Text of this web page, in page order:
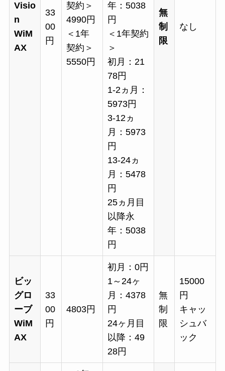
Visio
n
WiM
AX
33
00
円
契約＞
4990円
＜1年
契約＞
5550円
年：5038
円
＜1年契約
＞
初月：21
78円
1-2ヵ月：
5973円
3-12ヵ
月：5973
円
13-24ヵ
月：5478
円
25ヵ月目
以降永
年：5038
円
無
制
限
なし
ビッ
グロ
ーブ
WiM
AX
33
00
円
4803円
初月：0円
1～24ヶ
月：4378
円
24ヶ月目
以降：49
28円
無
制
限
15000
円
キャッ
シュバ
ック